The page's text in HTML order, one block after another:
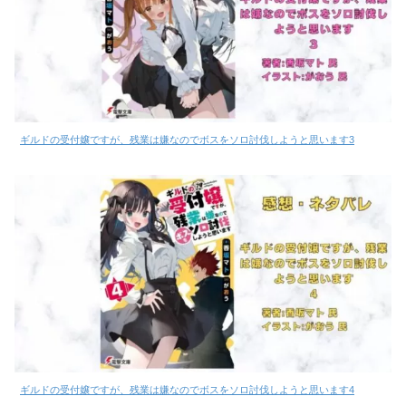
ギルドの受付嬢ですが、残業は嫌なのでボスをソロ討伐しようと思います3
ギルドの受付嬢ですが、残業は嫌なのでボスをソロ討伐しようと思います4